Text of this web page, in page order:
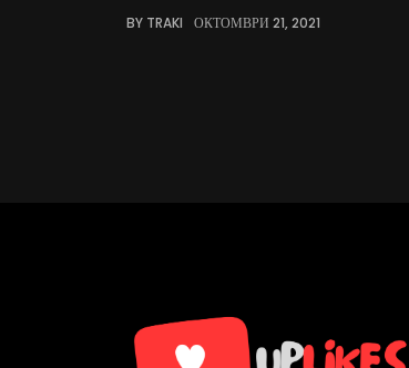
BY TRAKI ОКТОМВРИ 21, 2021